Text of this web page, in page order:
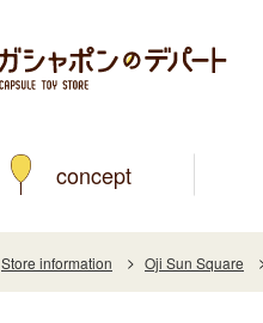
concept
Store information Oji Sun Square